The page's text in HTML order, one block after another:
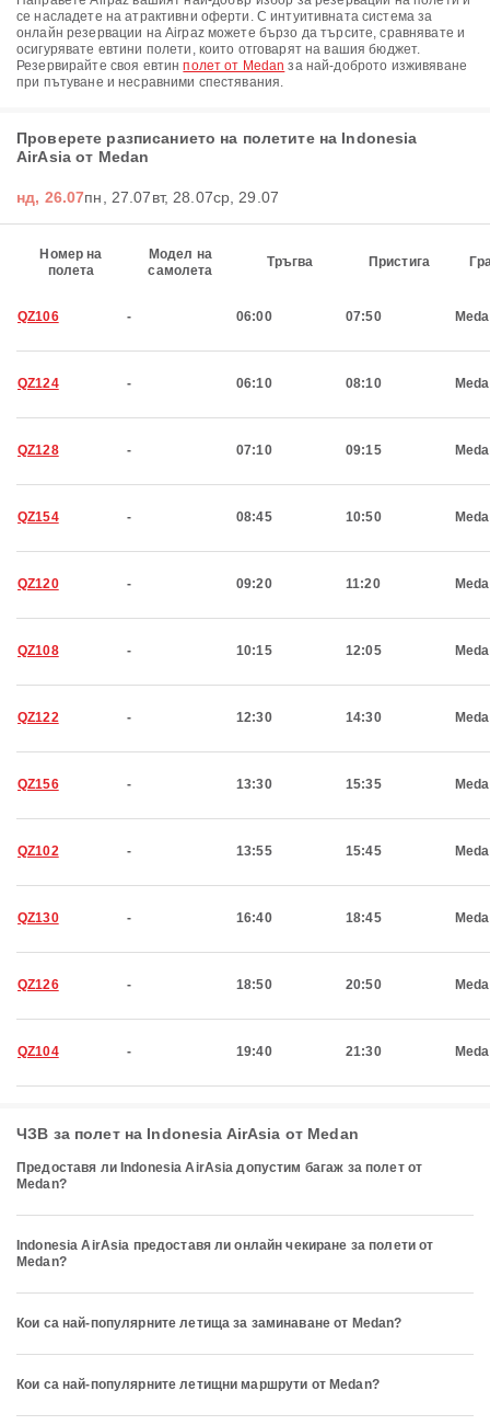
се насладете на атрактивни оферти. С интуитивната система за
онлайн резервации на Airpaz можете бързо да търсите, сравнявате и
осигурявате евтини полети, които отговарят на вашия бюджет.
Резервирайте своя евтинполет от Medan за най-доброто изживяване
при пътуване и несравними спестявания.
Проверете разписанието на полетите на Indonesia
AirAsia от Medan
нд, 26.07пн, 27.07вт, 28.07ср, 29.07
Номер на
полета
Модел на
самолета
Тръгва Пристига
QZ106 - 06:00 07:50
QZ124 - 06:10 08:10
QZ128 - 07:10 09:15
QZ154 - 08:45 10:50
QZ120 - 09:20 11:20
QZ108 - 10:15 12:05
QZ122 - 12:30 14:30
QZ156 - 13:30 15:35
QZ102 - 13:55 15:45
QZ130 - 16:40 18:45
QZ126 - 18:50 20:50
QZ104 - 19:40 21:30
ЧЗВ за полет на Indonesia AirAsia от Medan
Предоставя ли Indonesia AirAsia допустим багаж за полет от
Medan?
Indonesia AirAsia предоставя ли онлайн чекиране за полети от
Medan?
Кои са най-популярните летища за заминаване от Medan?
Кои са най-популярните летищни маршрути от Medan?